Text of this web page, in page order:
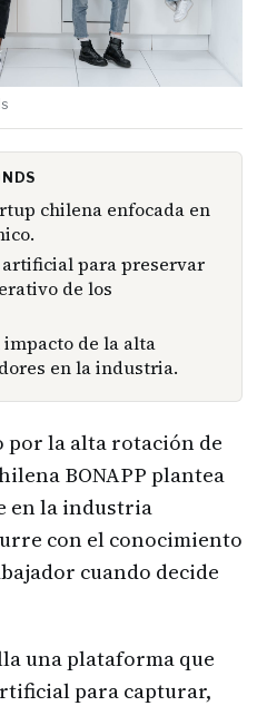
chilena enfocada en
para preservar
de los
de la alta
en la industria.
por la alta rotación de
BONAPP plantea
en la industria
con el conocimiento
cuando decide
una plataforma que
para capturar,